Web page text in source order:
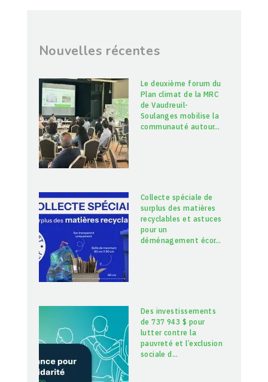
Nouvelles récentes
Le deuxième forum du
Plan climat de la MRC
de Vaudreuil-
Soulanges mobilise la
communauté autour…
Collecte spéciale de
surplus des matières
recyclables et astuces
pour un
déménagement écor…
Des investissements
de 737 943 $ pour
lutter contre la
pauvreté et l’exclusion
sociale d…